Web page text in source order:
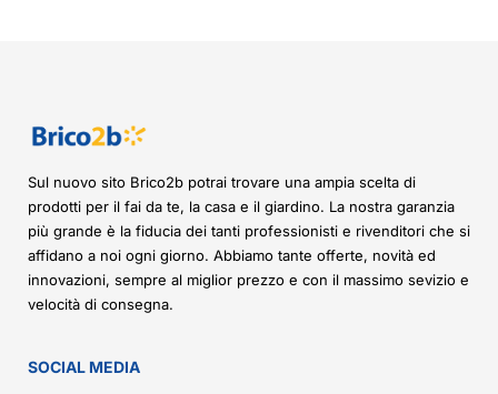
Sul nuovo sito Brico2b potrai trovare una ampia scelta di
prodotti per il fai da te, la casa e il giardino. La nostra garanzia
più grande è la fiducia dei tanti professionisti e rivenditori che si
affidano a noi ogni giorno. Abbiamo tante offerte, novità ed
innovazioni, sempre al miglior prezzo e con il massimo sevizio e
velocità di consegna.
SOCIAL MEDIA